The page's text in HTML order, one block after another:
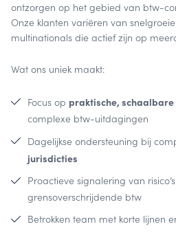
ontzorgen op het gebied van btw-
Onze klanten variëren van
multinationals die actief zijn op
Wat ons uniek maakt:
Focus op praktische,
complexe btw-uitdagingen
Dagelijkse ondersteuning bij
jurisdicties
Proactieve signalering van
grensoverschrijdende btw
Betrokken team met korte lijnen